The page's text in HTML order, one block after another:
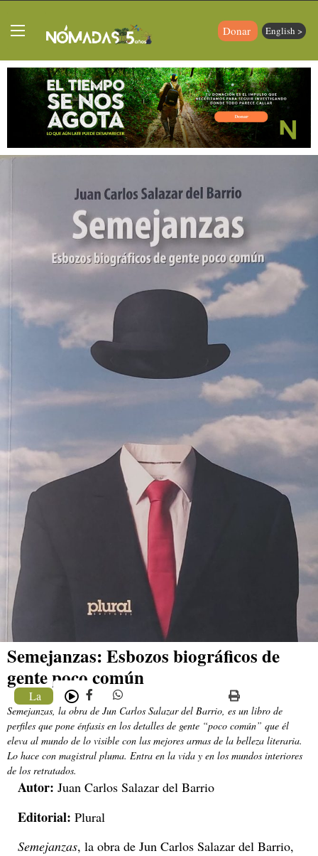
Donar English >
Semejanzas: Esbozos biográficos de
gente poco común
La
Librería
Semejanzas, la obra de Jun Carlos Salazar del Barrio, es un libro de
perfiles que pone énfasis en los detalles de gente “poco común” que él
eleva al mundo de lo visible con las mejores armas de la belleza literaria.
Lo hace con magistral pluma. Entra en la vida y en los mundos interiores
de los retratados.
Autor: Juan Carlos Salazar del Barrio
Editorial: Plural
Semejanzas, la obra de Jun Carlos Salazar del Barrio,